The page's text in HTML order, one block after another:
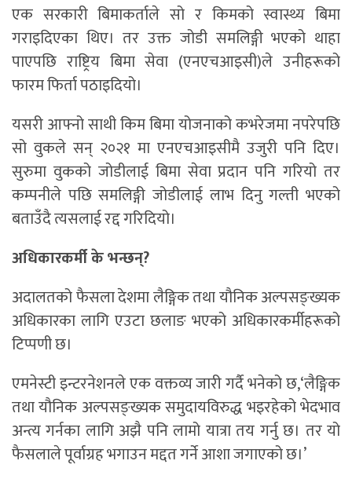
एक सरकारी बिमाकर्ताले सो र किमको स्वास्थ्य बिमा
गराइदिएका थिए। तर उक्त जोडी समलिङ्गी भएको थाहा
पाएपछि राष्ट्रिय बिमा सेवा (एनएचआइसी)ले उनीहरूको
फारम फिर्ता पठाइदियो।
यसरी आफ्नो साथी किम बिमा योजनाको कभरेजमा नपरेपछि
सो वुकले सन् २०२१ मा एनएचआइसीमै उजुरी पनि दिए।
सुरुमा वुकको जोडीलाई बिमा सेवा प्रदान पनि गरियो तर
कम्पनीले पछि समलिङ्गी जोडीलाई लाभ दिनु गल्ती भएको
बताउँदै त्यसलाई रद्द गरिदियो।
अधिकारकर्मी के भन्छन्?
अदालतको फैसला देशमा लैङ्गिक तथा यौनिक अल्पसङ्ख्यक
अधिकारका लागि एउटा छलाङ भएको अधिकारकर्मीहरूको
टिप्पणी छ।
एमनेस्टी इन्टरनेशनले एक वक्तव्य जारी गर्दै भनेको छ,‘लैङ्गिक
तथा यौनिक अल्पसङ्ख्यक समुदायविरुद्ध भइरहेको भेदभाव
अन्त्य गर्नका लागि अझै पनि लामो यात्रा तय गर्नु छ। तर यो
फैसलाले पूर्वाग्रह भगाउन मद्दत गर्ने आशा जगाएको छ।’